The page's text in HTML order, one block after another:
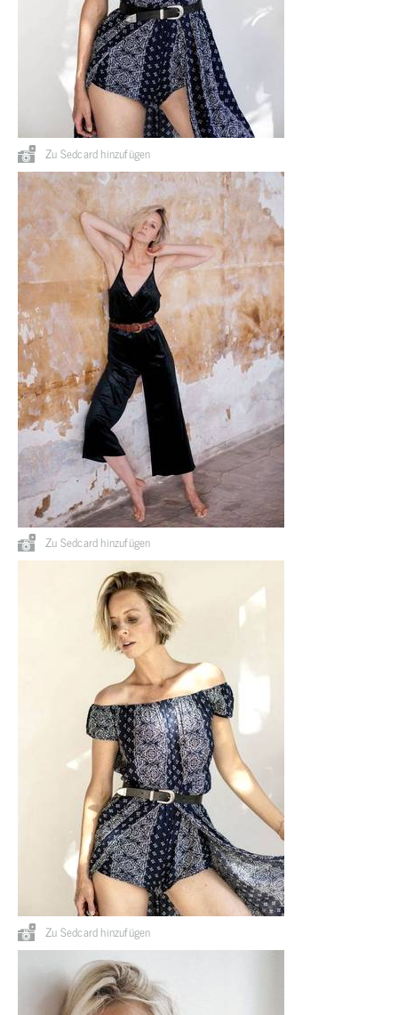
Zu Sedcard hinzufügen
Zu Sedcard hinzufügen
Zu Sedcard hinzufügen